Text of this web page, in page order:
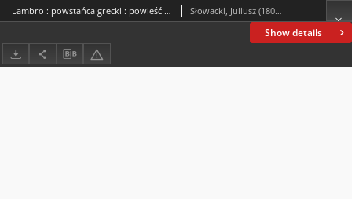
Show details
Lambro : powstańca grecki : powieść poetyczna w dwóch pieśniach Słowacki, Juliusz (1809-1849)